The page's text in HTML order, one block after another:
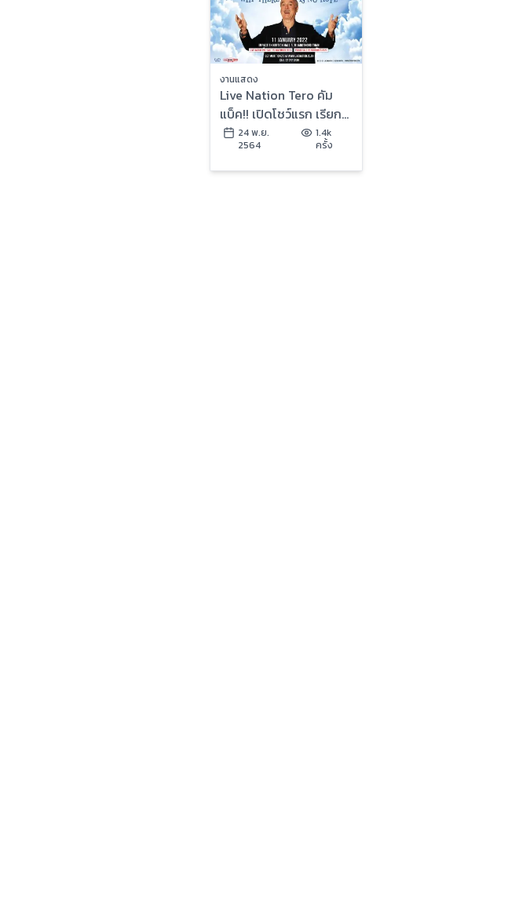
งานแสดง
Live Nation Tero คัม
แบ็ค!! เปิดโชว์แรก เรียก
เสียงหัวเราะรับต้นปี กับ
นักแสดงตลกในตำนาน
“จอห์น คลีส” 11 มกราคม
24 พ.ย.
2564
1.4k
ครั้ง